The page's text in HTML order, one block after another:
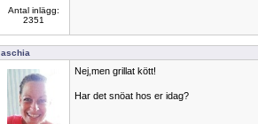
Antal inlägg:
2351
aschia
Nej,men grillat kött!
Har det snöat hos er idag?